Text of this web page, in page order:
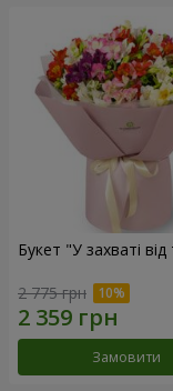
Букет "У захваті
2 775 грн
Замовити